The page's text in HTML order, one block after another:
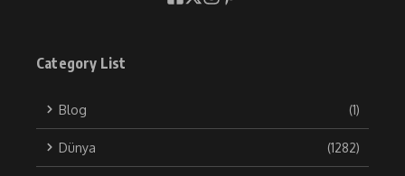
Category List
Blog (1)
Dünya (1282)